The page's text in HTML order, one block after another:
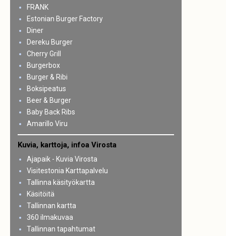
FRANK
Estonian Burger Factory
Diner
Dereku Burger
Cherry Grill
Burgerbox
Burger & Ribi
Boksipeatus
Beer & Burger
Baby Back Ribs
Amarillo Viru
Kuvia, karttoja, infoa Virosta
Ajapaik - Kuvia Virosta
Visitestonia Karttapalvelu
Tallinna käsityökartta
Käsitöitä
Tallinnan kartta
360 ilmakuvaa
Tallinnan tapahtumat